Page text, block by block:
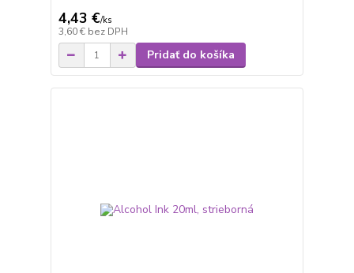
4,43 €/ks
3,60 € bez DPH
Pridať do košíka